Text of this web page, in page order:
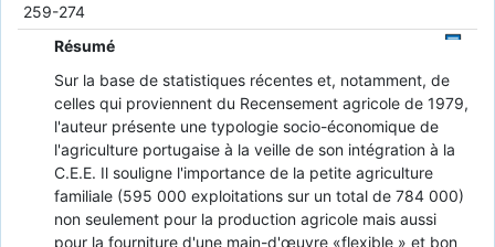
259-274
Résumé
Sur la base de statistiques récentes et, notamment, de
celles qui proviennent du Recensement agricole de 1979,
l'auteur présente une typologie socio-économique de
l'agriculture portugaise à la veille de son intégration à la
C.E.E. Il souligne l'importance de la petite agriculture
familiale (595 000 exploitations sur un total de 784 000)
non seulement pour la production agricole mais aussi
pour la fourniture d'une main-d'œuvre «flexible » et bon